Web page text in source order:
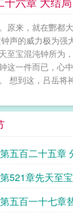
原来，就在酆
声的威力极为
至宝混沌钟所为
这一件而已，心
想到这，吕岳
第五百二十五章
第521章先天至宝
第五百一十七章